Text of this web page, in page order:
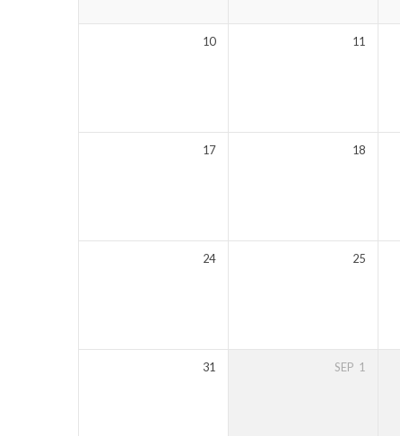
10 11
17 18
24 25
31 SEP 1